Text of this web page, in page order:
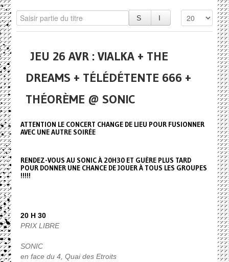
JEU 26 AVR : VIALKA + THE
DREAMS + TÉLÉDÉTENTE 666 +
THÉORÈME @ SONIC
ATTENTION LE CONCERT CHANGE DE LIEU POUR FUSIONNER
AVEC UNE AUTRE SOIRÉE
RENDEZ-VOUS AU SONIC À 20H30 ET GUÈRE PLUS TARD
POUR DONNER UNE CHANCE DE JOUER À TOUS LES GROUPES
!!!!!
20 H 30
PRIX LIBRE
SONIC
en face du 4, Quai des Etroits